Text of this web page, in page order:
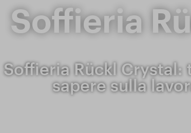
Soffieria
Soffieria Rückl
sapere sulla